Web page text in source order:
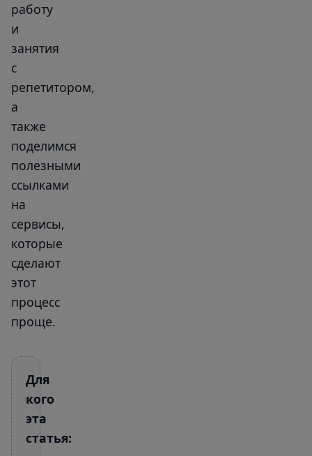
работу
и
занятия
с
репетитором,
а
также
поделимся
полезными
ссылками
на
сервисы,
которые
сделают
этот
процесс
проще.
Для
кого
эта
статья: